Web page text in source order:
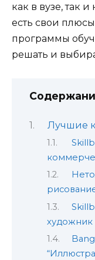
как в вузе, так
есть свои
программы
решать и
Лучшие
художник